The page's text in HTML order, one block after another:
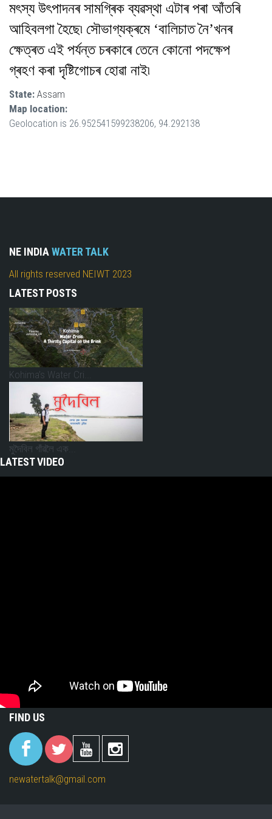
মৎস্য উৎপাদনৰ সামগ্ৰিক ব্যৱস্থা এটাৰ পৰা আঁতৰি
আহিবলগা হৈছে৷ সৌভাগ্যক্ৰমে ‘বালিচাত নৈ’খনৰ
ক্ষেত্ৰত এই পৰ্যন্ত চৰকাৰে তেনে কোনো পদক্ষেপ
গ্ৰহণ কৰা দৃষ্টিগোচৰ হোৱা নাই৷
State: Assam
Map location:
Geolocation is 26.952541599238206, 94.292138
NE INDIAWATER TALK
All rights reserved NEIWT 2023
LATEST POSTS
Kohima’s Water Cri...
মুদৈবিল গাঁৱলৈ এক...
LATEST VIDEO
FIND US
(link is
external)
(link is
external)
(link is
external)
external)
newatertalk@gmail.com